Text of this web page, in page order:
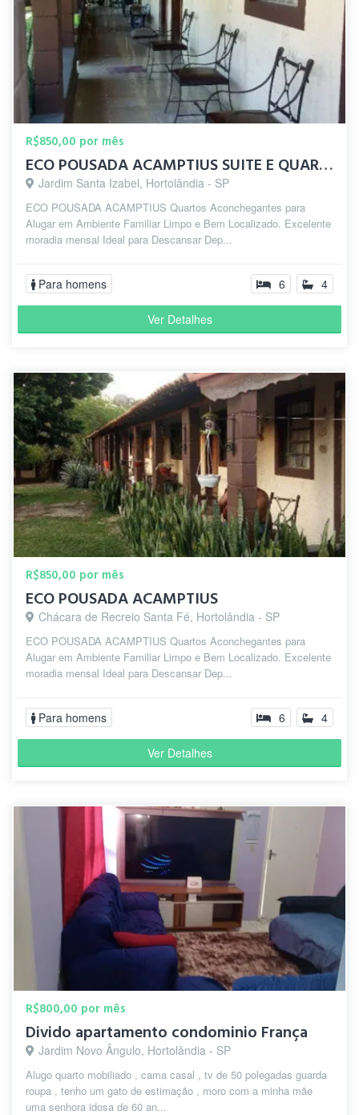
R$850,00 por mês
ECO POUSADA ACAMPTIUS SUITE E QUARTOS
Jardim Santa Izabel, Hortolândia - SP
ECO POUSADA ACAMPTIUS Quartos Aconchegantes para
Alugar em Ambiente Familiar Limpo e Bem Localizado. Excelente
moradia mensal Ideal para Descansar Dep...
Para homens 6 4
Ver Detalhes
R$850,00 por mês
ECO POUSADA ACAMPTIUS
Chácara de Recreio Santa Fé, Hortolândia - SP
ECO POUSADA ACAMPTIUS Quartos Aconchegantes para
Alugar em Ambiente Familiar Limpo e Bem Localizado. Excelente
moradia mensal Ideal para Descansar Dep...
Para homens 6 4
Ver Detalhes
R$800,00 por mês
Divido apartamento condominio França
Jardim Novo Ângulo, Hortolândia - SP
Alugo quarto mobiliado , cama casal , tv de 50 polegadas guarda
roupa , tenho um gato de estimação , moro com a minha mãe
uma senhora idosa de 60 an...